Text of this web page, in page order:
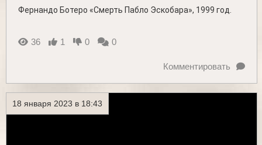
Фернандо Ботеро «Смерть Пабло Эскобара», 1999 год.
36 1 0 0
Комментировать
18 января 2023 в 18:43